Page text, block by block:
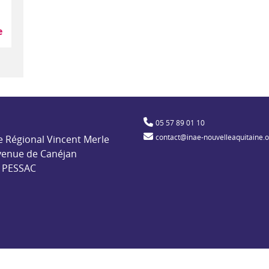
pour l'insertion par l'activité économique
Régional Vincent Merle
de Canéjan
05 57 89 01 10
contact@inae-